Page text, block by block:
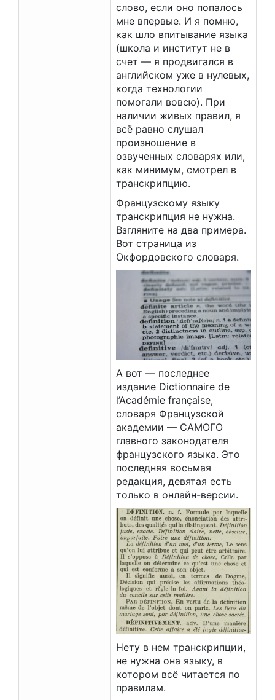
слово, если оно попалось
мне впервые. И я помню,
как шло впитывание языка
(школа и институт не в
счет — я продвигался в
английском уже в нулевых,
когда технологии
помогали вовсю). При
наличии живых правил, я
всё равно слушал
произношение в
озвученных словарях или,
как минимум, смотрел в
транскрипцию.
Французскому языку
транскрипция не нужна.
Взгляните на два примера.
Вот страница из
Окфордовского словаря.
А вот — последнее
издание Dictionnaire de
l’Académie française,
словаря Французской
академии — САМОГО
главного законодателя
французского языка. Это
последняя восьмая
редакция, девятая есть
только в онлайн-версии.
Нету в нем транскрипции,
не нужна она языку, в
котором всё читается по
правилам.